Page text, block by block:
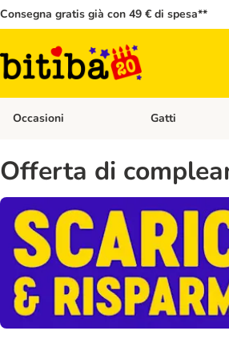
Consegna gratis già con 49 € di spesa**
Occasioni Apri Menù
Gatti
Offerta di